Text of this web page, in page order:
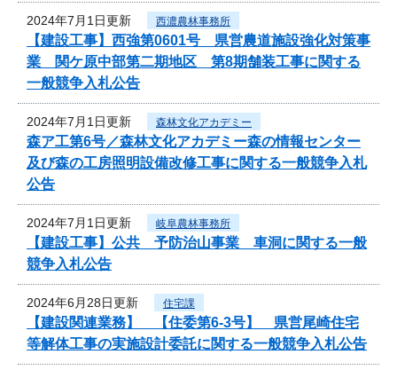
2024年7月1日更新 西濃農林事務所
【建設工事】西強第0601号 県営農道施設強化対策事
業 関ケ原中部第二期地区 第8期舗装工事に関する
一般競争入札公告
2024年7月1日更新 森林文化アカデミー
森ア工第6号／森林文化アカデミー森の情報センター
及び森の工房照明設備改修工事に関する一般競争入札
公告
2024年7月1日更新 岐阜農林事務所
【建設工事】公共 予防治山事業 車洞に関する一般
競争入札公告
2024年6月28日更新 住宅課
【建設関連業務】 【住委第6-3号】 県営尾崎住宅
等解体工事の実施設計委託に関する一般競争入札公告